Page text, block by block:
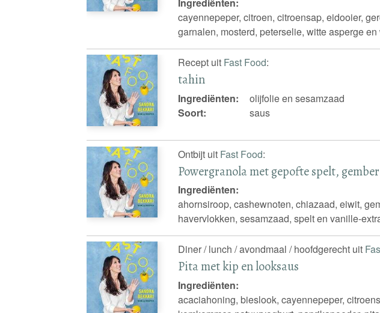
cayennepeper, citroen, citroensap, eidooier,
garnalen, mosterd, peterselie, witte asperge en
Recept uit Fast Food:
tahin
Ingrediënten:
olijfolie en sesamzaad
Soort:
saus
Ontbijt uit Fast Food:
Powergranola met gepofte spelt,
Ingrediënten:
ahornsiroop, cashewnoten, chiazaad, eiwit,
havervlokken, sesamzaad, spelt en vanille-
Diner / lunch / avondmaal / hoofdgerecht uit
Pita met kip en looksaus
Ingrediënten:
acaciahoning, bieslook, cayennepeper,